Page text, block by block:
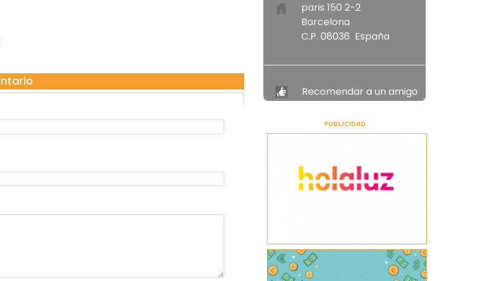
paris 150 2-2
Barcelona
C.P. 08036 España
Recomendar a un amigo